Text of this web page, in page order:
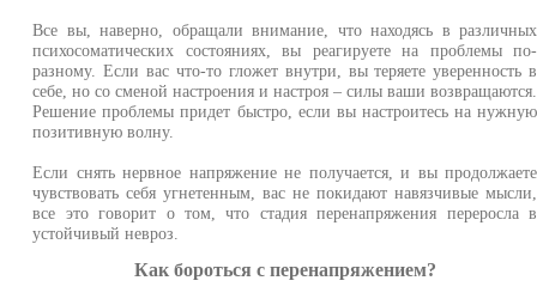
Все вы, наверно, обращали внимание, что находясь в различных
психосоматических состояниях, вы реагируете на проблемы по-
разному. Если вас что-то гложет внутри, вы теряете уверенность в
себе, но со сменой настроения и настроя – силы ваши возвращаются.
Решение проблемы придет быстро, если вы настроитесь на нужную
позитивную волну.
Если снять нервное напряжение не получается, и вы продолжаете
чувствовать себя угнетенным, вас не покидают навязчивые мысли,
все это говорит о том, что стадия перенапряжения переросла в
устойчивый невроз.
Как бороться с перенапряжением?